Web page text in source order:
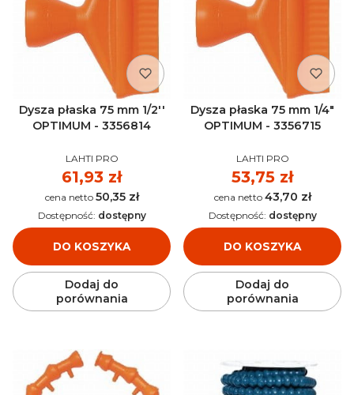
Dysza płaska 75 mm 1/2''
OPTIMUM - 3356814
PRODUCENT
LAHTI PRO
Cena
61,93 zł
Cena 50,35 zł
DO KOSZYKA
Dostępność: dostępny
Dodaj do
porównania
Dysza płaska 75 mm 1/4"
OPTIMUM - 3356715
PRODUCENT
LAHTI PRO
Cena
53,75 zł
Cena 43,70 zł
DO KOSZYKA
Dostępność: dostępny
Dodaj do
porównania